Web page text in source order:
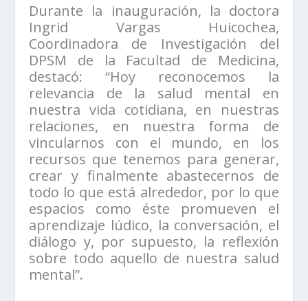
Durante la inauguración, la doctora
Ingrid Vargas Huicochea,
Coordinadora de Investigación del
DPSM de la Facultad de Medicina,
destacó: “Hoy reconocemos la
relevancia de la salud mental en
nuestra vida cotidiana, en nuestras
relaciones, en nuestra forma de
vincularnos con el mundo, en los
recursos que tenemos para generar,
crear y finalmente abastecernos de
todo lo que está alrededor, por lo que
espacios como éste promueven el
aprendizaje lúdico, la conversación, el
diálogo y, por supuesto, la reflexión
sobre todo aquello de nuestra salud
mental”.